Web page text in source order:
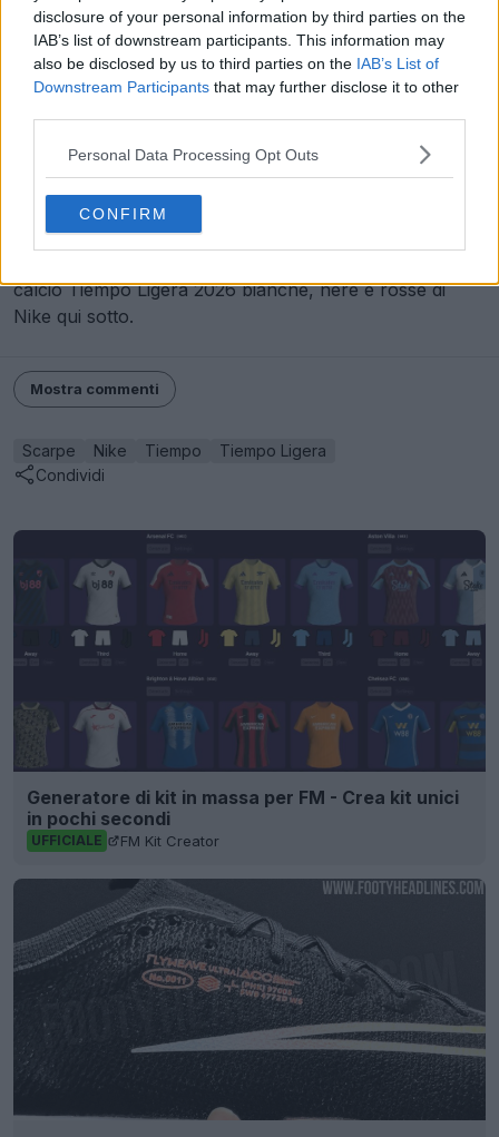
disclosure of your personal information by third parties on the
IAB’s list of downstream participants. This information may
also be disclosed by us to third parties on the IAB’s List of
Downstream Participants that may further disclose it to other
Personal Data Processing Opt Outs
CONFIRM
calcio Tiempo Ligera 2026 bianche, nere e rosse di
Nike qui sotto.
Mostra commenti
Scarpe Nike Tiempo
Tiempo Ligera
Condividi
Generatore di kit in massa per FM - Crea kit unici
in pochi secondi
UFFICIALE FM Kit Creator